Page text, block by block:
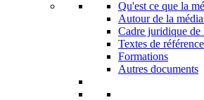
Qu'est ce que la
Autour de la
Cadre juridique de
Textes de référence
Formations
Autres documents